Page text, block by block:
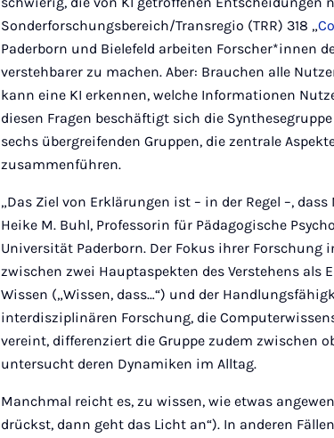
Sonderforschungsbereich/Transregio (TRR) 318 „
Paderborn und Bielefeld arbeiten Forscher*innen
verstehbarer zu machen. Aber: Brauchen alle
kann eine KI erkennen, welche Informationen
diesen Fragen beschäftigt sich die
sechs übergreifenden Gruppen, die zentrale
zusammenführen.
„Das Ziel von Erklärungen ist – in der Regel –,
Heike M. Buhl, Professorin für Pädagogische
Universität Paderborn. Der Fokus ihrer
zwischen zwei Hauptaspekten des Verstehens als
Wissen („Wissen, dass…“) und der
interdisziplinären Forschung, die
vereint, differenziert die Gruppe zudem zwischen
untersucht deren Dynamiken im Alltag.
Manchmal reicht es, zu wissen, wie etwas
drückst, dann geht das Licht an“). In anderen